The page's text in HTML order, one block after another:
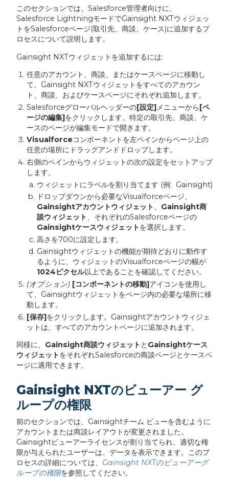
このセクションでは、Salesforce管理者向けに、
Salesforce LightningモードでGainsight NXTウィジェッ
トをSalesforceページ(取引先、商談、ケース)に追加するプ
ロセスについて説明します。
Gainsight NXTウィジェットを追加するには:
任意のアカウント、商談、またはケースページに移動し
て、Gainsight NXTウィジェットをすべてのアカウン
ト、商談、およびケースページにそれぞれ追加します。
Salesforceグローバルヘッダーの[設定]メニューから[ペ
ージの編集]をクリックします。特定の取引先、商談、ケ
ースのページが編集モードで開きます。
Visualforceコンポーネントを左ペインからページ上の
任意の場所にドラッグアンドドロップします。
右側のペインからウィジェットの次の設定をセットアップ
します。
ウィジェットにラベルを割り当てます (例: Gainsight)
ドロップダウンから必要なVisualforceページ、
Gainsightアカウントウィジェット、 Gainsight商
談ウィジェット、それぞれのSalesforceページの
Gainsightケースウィジェットを選択します。
高さを700に設定します。
Gainsightウィジェットの機能が期待どおりに動作す
るように、ウィジェットのVisualforceページの幅が
1024ピクセル以上であることを確認してください。
(オプション) [コンポーネントの移動]アイコンを使用し
て、Gainsightウィジェットをページ内の必要な場所に移
動します。
[保存]をクリックします。Gainsightアカウントウィジェ
ットは、すべてのアカウントページに追加されます。
同様に、 Gainsight商談ウィジェット と Gainsightケース
ウィジェットをそれぞれSalesforceの商談ページとケースペ
ージに適用できます。
Gainsight NXTのビューアー グ
ループの権限
前のセクションでは、Gainsightチーム ビューを含むように
アカウントまたは商談レイアウトが変更されました。
Gainsightビューアーライセンスが割り当てられ、適切な権
限が与えられたユーザーは、データを表示できます。このプ
ロセスの詳細については、 Gainsight NXTのビューアーグ
ループの権限を参照してください。